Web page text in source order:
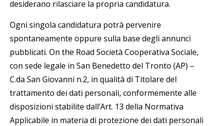
desiderano rilasciare la propria candidatura.
Ogni singola candidatura potrà pervenire
spontaneamente oppure sulla base degli annunci
pubblicati. On the Road Società Cooperativa Sociale,
con sede legale in San Benedetto del Tronto (AP) –
C.da San Giovanni n.2, in qualità di Titolare del
trattamento dei dati personali, conformemente alle
disposizioni stabilite dall’Art. 13 della Normativa
Applicabile in materia di protezione dei dati personali